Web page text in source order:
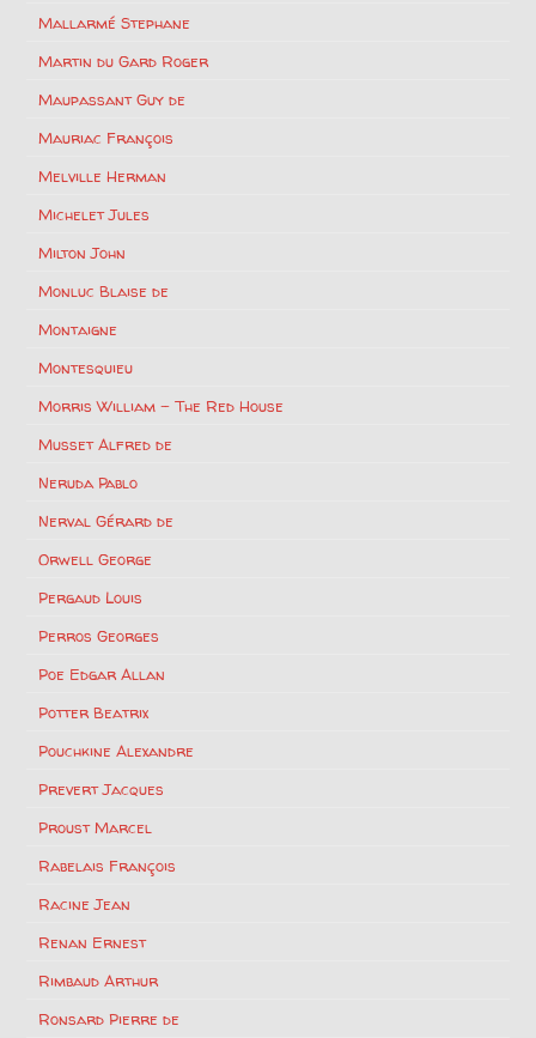
Mallarmé Stephane
Martin du Gard Roger
Maupassant Guy de
Mauriac François
Melville Herman
Michelet Jules
Milton John
Monluc Blaise de
Montaigne
Montesquieu
Morris William – The Red House
Musset Alfred de
Neruda Pablo
Nerval Gérard de
Orwell George
Pergaud Louis
Perros Georges
Poe Edgar Allan
Potter Beatrix
Pouchkine Alexandre
Prevert Jacques
Proust Marcel
Rabelais François
Racine Jean
Renan Ernest
Rimbaud Arthur
Ronsard Pierre de